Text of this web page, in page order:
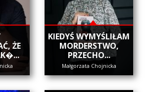
ŻE
KIEDYŚ WYMYŚLIŁAM
MORDERSTWO,
PRZECHO...
Małgorzata Chojnicka